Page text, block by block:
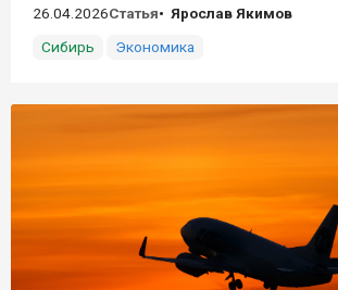
26.04.2026Статья
Ярослав Якимов
Сибирь
Экономика